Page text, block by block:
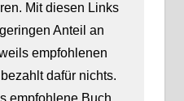
Mit diesen Links
Anteil an
empfohlenen
dafür nichts.